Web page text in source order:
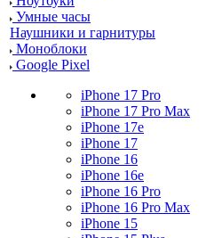
Умные часы
Наушники и гарнитуры
Моноблоки
Google Pixel
iPhone 17 Pro
iPhone 17 Pro Max
iPhone 17e
iPhone 17
iPhone 16
iPhone 16e
iPhone 16 Pro
iPhone 16 Pro Max
iPhone 15